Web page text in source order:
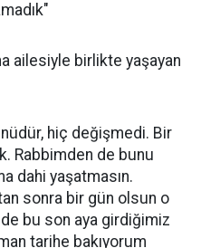
ailesiyle birlikte yaşayan
hiç değişmedi. Bir
Rabbimden de bunu
dahi yaşatmasın.
sonra bir gün olsun o
bu son aya girdiğimiz
tarihe bakıyorum